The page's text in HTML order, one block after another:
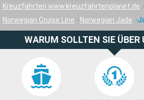
Kreuzfahrten www.kreuzfahrtenplanet.de
Norwegian Cruise Line
Norwegian Jade
WARUM SOLLTEN SIE ÜBER